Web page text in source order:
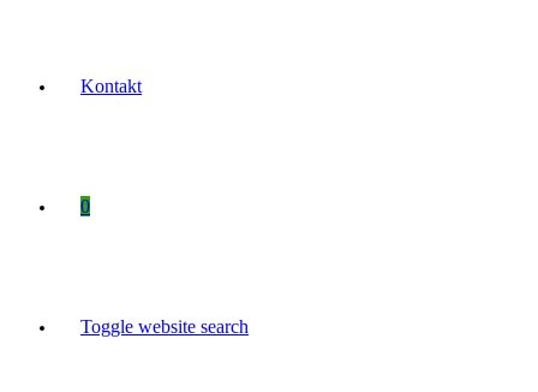
Kontakt
0
Toggle website search